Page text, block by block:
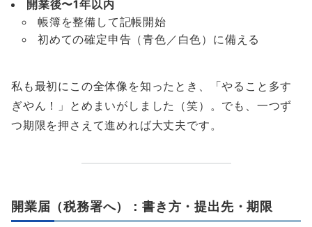
開業後〜1年以内
帳簿を整備して記帳開始
初めての確定申告（青色／白色）に備える
私も最初にこの全体像を知ったとき、「やること多す
ぎやん！」とめまいがしました（笑）。でも、一つず
つ期限を押さえて進めれば大丈夫です。
開業届（税務署へ）：書き方・提出先・期限